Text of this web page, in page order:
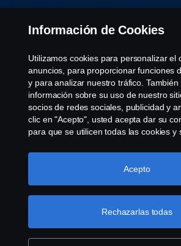
Contáctenos
Sistema de denuncias
Política de Cookies
Cookie settings
© Copyright Scania 2026 All rights reserved.
CV AB (publ), SE-151 87 Södertälje,
+46-8-55 38 10 00, Fax: +46-8-55 38 10
Información de Cookies
Utilizamos cookies para personalizar el
anuncios, para proporcionar funciones
y para analizar nuestro tráfico.
información sobre su uso de nuestro
socios de redes sociales, publicidad y
clic en "Acepto", usted acepta dar su
para que se utilicen todas las cookies y
haciendo clic en "Configuración de
seleccionando las categorías que desea
Más información sobre
Rechazarlas todas
Acepto